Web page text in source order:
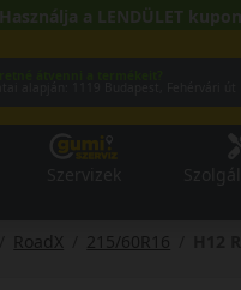
Használja a LENDÜLET
RoadX 215/60R16